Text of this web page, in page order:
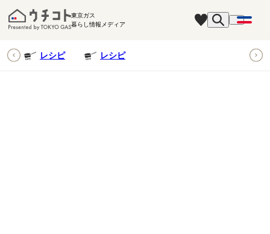
東京ガス
暮らし情報メディア
レシピ レシピ